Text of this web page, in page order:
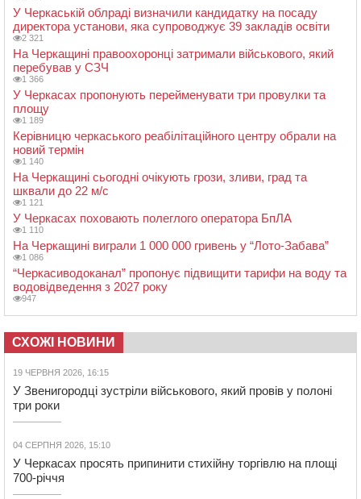
У Черкаській облраді визначили кандидатку на посаду
директора установи, яка супроводжує 39 закладів освіти
2 321
На Черкащині правоохоронці затримали військового, який
перебував у СЗЧ
1 366
У Черкасах пропонують перейменувати три провулки та
площу
1 189
Керівницю черкаського реабілітаційного центру обрали на
новий термін
1 140
На Черкащині сьогодні очікують грози, зливи, град та
шквали до 22 м/с
1 121
У Черкасах поховають полеглого оператора БпЛА
1 110
На Черкащині виграли 1 000 000 гривень у “Лото-Забава”
1 086
“Черкасиводоканал” пропонує підвищити тарифи на воду та
водовідведення з 2027 року
947
СХОЖІ НОВИНИ
19 ЧЕРВНЯ 2026, 16:15
У Звенигородці зустріли військового, який провів у полоні
три роки
04 СЕРПНЯ 2026, 15:10
У Черкасах просять припинити стихійну торгівлю на площі
700-річчя